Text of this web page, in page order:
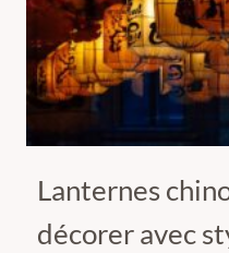
Lanternes
décorer avec